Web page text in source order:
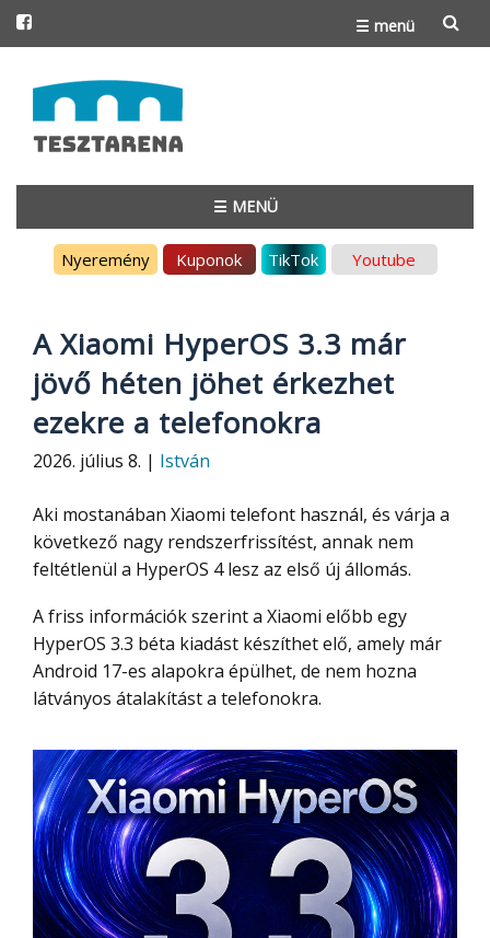
☰ menü
to
content
☰ MENÜ
Nyeremény Kuponok TikTok Youtube
A Xiaomi HyperOS 3.3 már
jövő héten jöhet érkezhet
ezekre a telefonokra
2026. július 8. | István
Aki mostanában Xiaomi telefont használ, és várja a
következő nagy rendszerfrissítést, annak nem
feltétlenül a HyperOS 4 lesz az első új állomás.
A friss információk szerint a Xiaomi előbb egy
HyperOS 3.3 béta kiadást készíthet elő, amely már
Android 17-es alapokra épülhet, de nem hozna
látványos átalakítást a telefonokra.